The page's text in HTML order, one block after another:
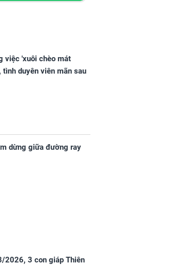
việc 'xuôi chèo mát
duyên viên mãn sau
dừng giữa đường ray